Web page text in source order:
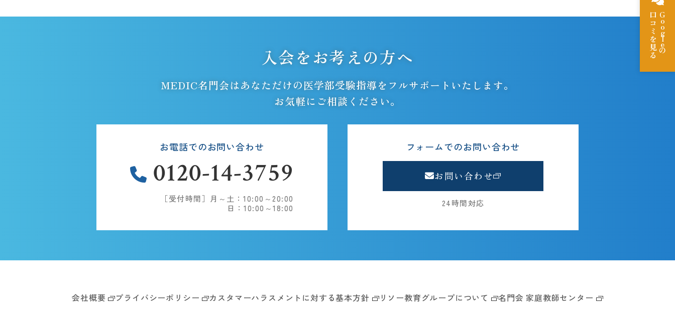
入会をお考えの方へ
MEDIC名門会はあなただけの医学部受験指導をフルサポートいたします。
お気軽にご相談ください。
お電話でのお問い合わせ
0120-14-3759
［受付時間］月～土：10:00～20:00
日：10:00～18:00
フォームでのお問い合わせ
お問い合わせ
24時間対応
会社概要 プライバシーポリシー カスタマーハラスメントに対する基本方針 リソー教育グループについて 名門会 家庭教師センター
Goog
le
の
口コミを見る